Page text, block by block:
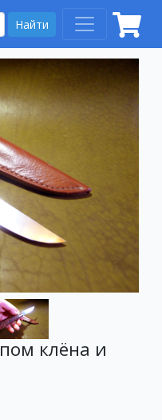
Найти
клёна и